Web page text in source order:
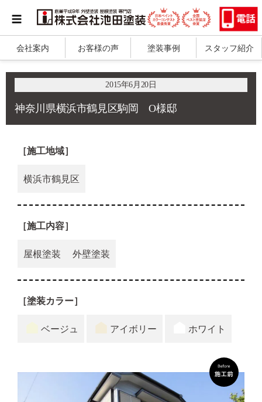
会社案内 お客様の声 塗装事例 スタッフ紹介
2015年6月20日
神奈川県横浜市鶴見区駒岡 O様邸
［施工地域］
横浜市鶴見区
［施工内容］
屋根塗装 外壁塗装
［塗装カラー］
ベージュ アイボリー ホワイト